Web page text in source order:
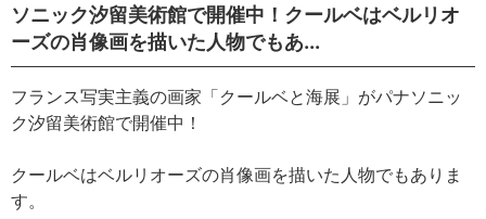
ソニック汐留美術館で開催中！クールベはベルリオ
ーズの肖像画を描いた人物でもあ...
フランス写実主義の画家「クールベと海展」がパナソニッ
ク汐留美術館で開催中！
クールベはベルリオーズの肖像画を描いた人物でもありま
す。